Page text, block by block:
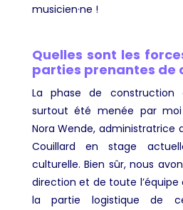
musicien·ne !
Quelles sont les
parties prenantes de
La phase de construction
surtout été menée par
Nora Wende, administratrice
Couillard en stage
culturelle. Bien sûr, nous
direction et de toute
la partie logistique de